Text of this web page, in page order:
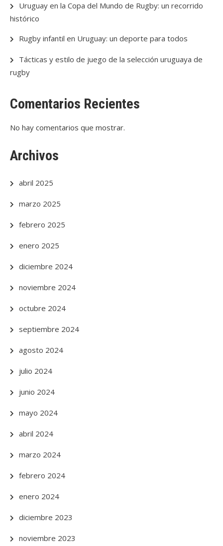
Uruguay en la Copa del Mundo de Rugby: un recorrido
histórico
Rugby infantil en Uruguay: un deporte para todos
Tácticas y estilo de juego de la selección uruguaya de
rugby
Comentarios Recientes
No hay comentarios que mostrar.
Archivos
abril 2025
marzo 2025
febrero 2025
enero 2025
diciembre 2024
noviembre 2024
octubre 2024
septiembre 2024
agosto 2024
julio 2024
junio 2024
mayo 2024
abril 2024
marzo 2024
febrero 2024
enero 2024
diciembre 2023
noviembre 2023